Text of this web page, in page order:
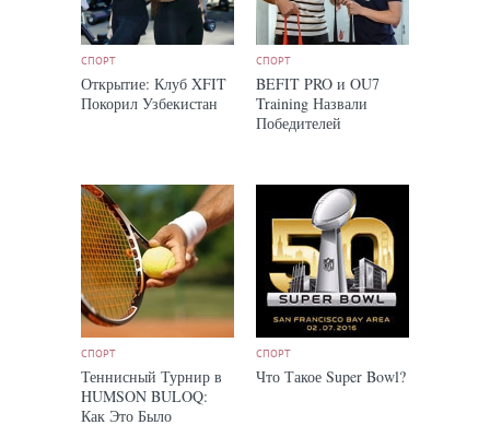
СПОРТ
Открытие: Клуб XFIT
Покорил Узбекистан
СПОРТ
BEFIT PRO и OU7
Training Назвали
Победителей
СПОРТ
Теннисный Турнир в
HUMSON BULOQ:
Как Это Было
СПОРТ
Что Такое Super Bowl?